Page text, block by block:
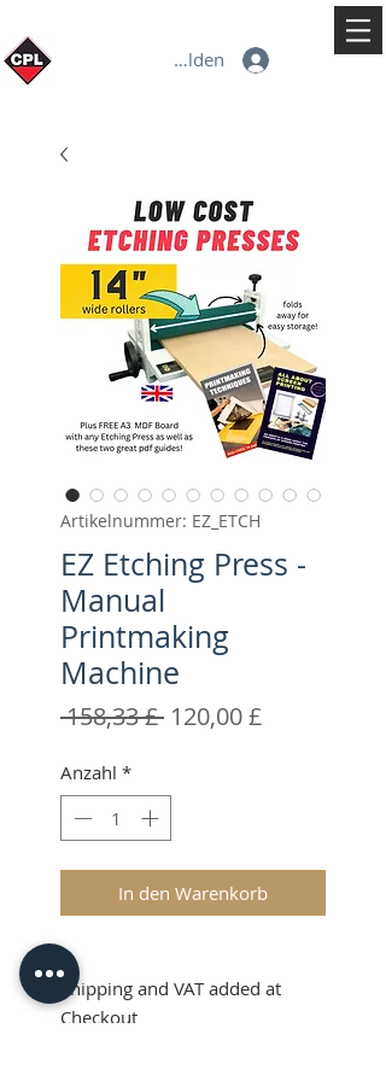
Anmelden
Artikelnummer: EZ_ETCH
EZ Etching Press -
Manual
Printmaking
Machine
158,33 £ Standardpreis
120,00 £Sale-
Anzahl *
In den Warenkorb
Shipping and VAT added at
Checkout